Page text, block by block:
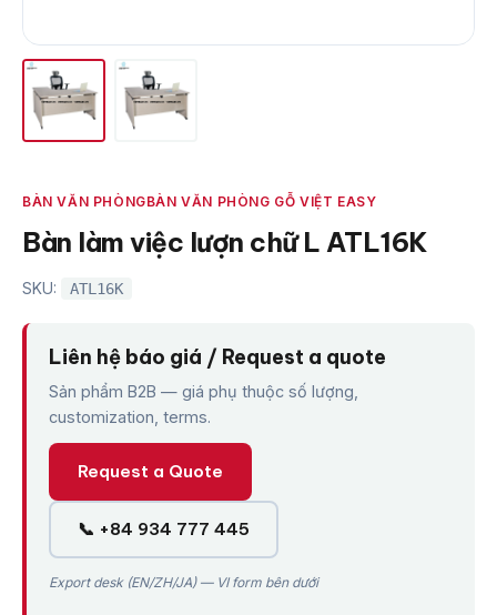
BÀN VĂN PHÒNGBÀN VĂN PHÒNG GỖ VIỆT EASY
Bàn làm việc lượn chữ L ATL16K
SKU: ATL16K
Liên hệ báo giá / Request a quote
Sản phẩm B2B — giá phụ thuộc số lượng,
customization, terms.
Request a Quote
📞 +84 934 777 445
Export desk (EN/ZH/JA) — VI form bên dưới